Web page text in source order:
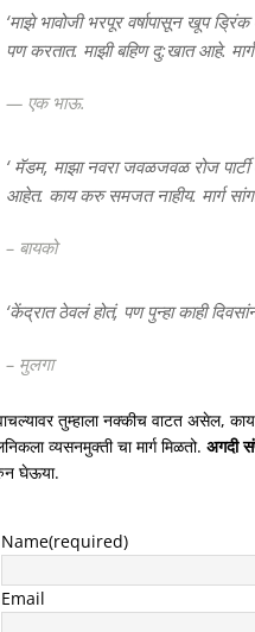
‘माझे भावोजी भरपूर वर्षापासून खूप
पण करतात. माझी बहिण दु:खात आहे.
— एक भाऊ.
‘ मॅडम, माझा नवरा जवळजवळ रोज
आहेत. काय करु समजत नाहीय. मार्ग
– बायको
‘केंद्रात ठेवलं होतं, पण पुन्हा काही
– मुलगा
तुम्हाला नक्कीच वाटत असेल,
व्यसनमुक्ती चा मार्ग मिळतो. अगदी
घेऊया.
Name(required)
Email